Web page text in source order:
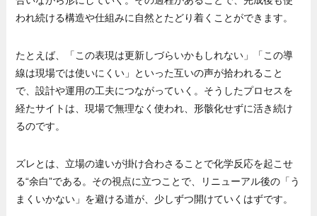
われ続ける構造や仕組みに自然とたどり着くことができます。
たとえば、「この表現は更新しづらいかもしれない」「この導
線は現場では使いにくい」といった互いの声が拾われること
で、設計や運用の工夫につながっていく。そうしたプロセスを
経たサイトは、現場で無理なく使われ、形骸化せずに活き続け
るのです。
ズレとは、立場の違いが掛け合わさることで化学反応を起こせ
る“余白”である。その視点に立つことで、リニューアル後の「う
まくいかない」を避ける道が、少しずつ開けていくはずです。